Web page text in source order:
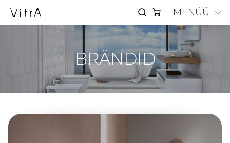
MENÜÜ
BRÄNDID